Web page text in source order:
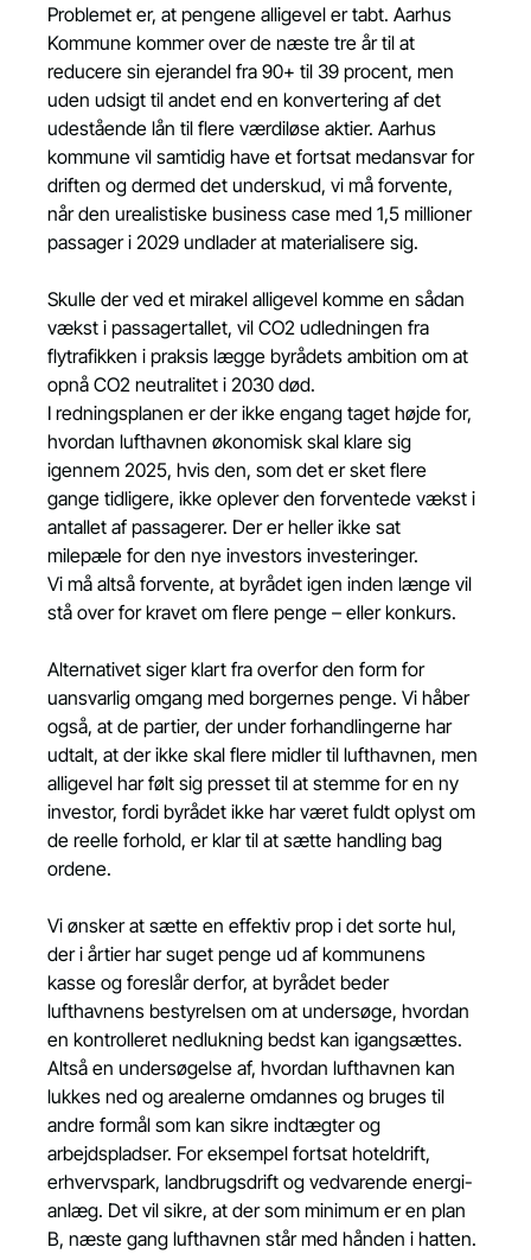
Problemet er, at pengene alligevel er tabt. Aarhus
Kommune kommer over de næste tre år til at
reducere sin ejerandel fra 90+ til 39 procent, men
uden udsigt til andet end en konvertering af det
udestående lån til flere værdiløse aktier. Aarhus
kommune vil samtidig have et fortsat medansvar for
driften og dermed det underskud, vi må forvente,
når den urealistiske business case med 1,5 millioner
passager i 2029 undlader at materialisere sig.
Skulle der ved et mirakel alligevel komme en sådan
vækst i passagertallet, vil CO2 udledningen fra
flytrafikken i praksis lægge byrådets ambition om at
opnå CO2 neutralitet i 2030 død.
I redningsplanen er der ikke engang taget højde for,
hvordan lufthavnen økonomisk skal klare sig
igennem 2025, hvis den, som det er sket flere
gange tidligere, ikke oplever den forventede vækst i
antallet af passagerer. Der er heller ikke sat
milepæle for den nye investors investeringer.
Vi må altså forvente, at byrådet igen inden længe vil
stå over for kravet om flere penge – eller konkurs.
Alternativet siger klart fra overfor den form for
uansvarlig omgang med borgernes penge. Vi håber
også, at de partier, der under forhandlingerne har
udtalt, at der ikke skal flere midler til lufthavnen, men
alligevel har følt sig presset til at stemme for en ny
investor, fordi byrådet ikke har været fuldt oplyst om
de reelle forhold, er klar til at sætte handling bag
ordene.
Vi ønsker at sætte en effektiv prop i det sorte hul,
der i årtier har suget penge ud af kommunens
kasse og foreslår derfor, at byrådet beder
lufthavnens bestyrelsen om at undersøge, hvordan
en kontrolleret nedlukning bedst kan igangsættes.
Altså en undersøgelse af, hvordan lufthavnen kan
lukkes ned og arealerne omdannes og bruges til
andre formål som kan sikre indtægter og
arbejdspladser. For eksempel fortsat hoteldrift,
erhvervspark, landbrugsdrift og vedvarende energi-
anlæg. Det vil sikre, at der som minimum er en plan
B, næste gang lufthavnen står med hånden i hatten.